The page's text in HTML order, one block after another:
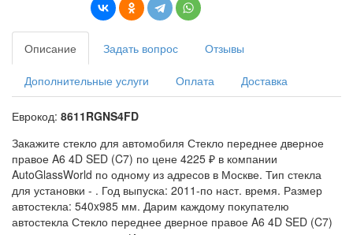
Описание Задать вопрос Отзывы
Дополнительные услуги Оплата Доставка
Еврокод: 8611RGNS4FD
Закажите стекло для автомобиля Стекло переднее дверное
правое A6 4D SED (C7) по цене 4225 ₽ в компании
AutoGlassWorld по одному из адресов в Москве. Тип стекла
для установки - . Год выпуска: 2011-по наст. время. Размер
автостекла: 540x985 мм. Дарим каждому покупателю
автостекла Стекло переднее дверное правое A6 4D SED (C7)